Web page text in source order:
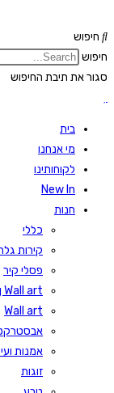
to
content
חיפוש
חיפוש
סגור את תיבת החיפוש
בית
מי אנחנו
לקוחותינו
New In
חנות
כללי
קירות
פסלי קיר
Wall art
Wall art
אמנות
זוגות